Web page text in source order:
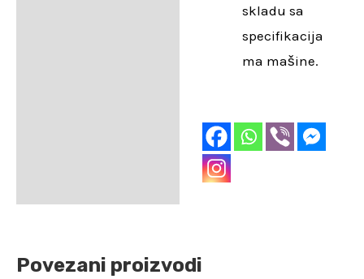
skladu sa
specifikacija
ma mašine.
Povezani proizvodi